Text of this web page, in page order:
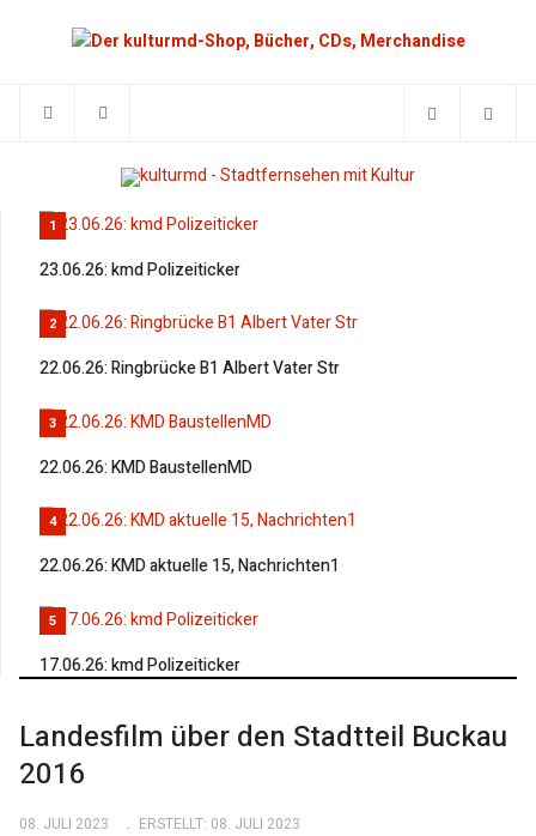
1
23.06.26: kmd Polizeiticker
2
22.06.26: Ringbrücke B1 Albert Vater Str
3
22.06.26: KMD BaustellenMD
4
22.06.26: KMD aktuelle 15, Nachrichten1
5
17.06.26: kmd Polizeiticker
Landesfilm über den Stadtteil Buckau
2016
08. JULI 2023 ERSTELLT: 08. JULI 2023